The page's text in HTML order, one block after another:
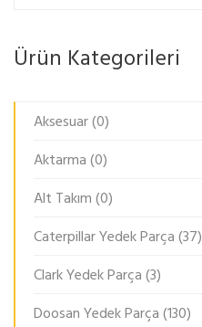
Ürün Kategorileri
Aksesuar(0)
Aktarma(0)
Alt Takım(0)
Caterpillar Yedek Parça(37)
Clark Yedek Parça(3)
Doosan Yedek Parça(130)